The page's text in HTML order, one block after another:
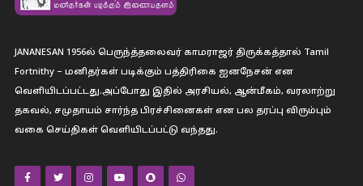
JANANESAN 1956ல் பெருந்த்தலைவர் காமராஜர் திருக்கத்தால் Tamil
Fortnithy – மனிதர்கள் படிக்கும் பத்திரிகை ஐனநேசன் என
வெளியிடப்பட்டது.அப்போது இதில் அரசியல், ஆன்மீகம், வரலாற்று
தகவல், சமுதாயம் சார்ந்த பிரச்சினைகள் என பல தரப்பு விரும்பும்
வகை செய்திகள் வெளியிடப்பட்டு வந்தது.